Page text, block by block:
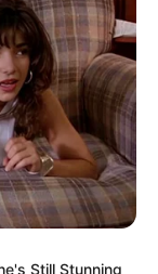
təyinat var
mühüm
Still Stunning